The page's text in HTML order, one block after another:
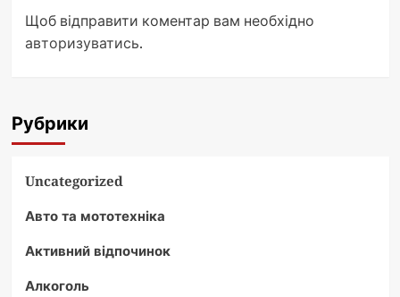
Щоб відправити коментар вам необхідно
авторизуватись.
Рубрики
Uncategorized
Авто та мототехніка
Активний відпочинок
Алкоголь